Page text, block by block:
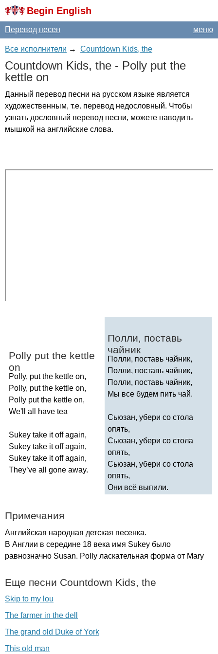
Begin English
меню
Перевод песен
Все исполнители → Countdown Kids, the
Countdown Kids, the - Polly put the
kettle on
Данный перевод песни на русском языке является
художественным, т.е. перевод недословный. Чтобы
узнать дословный перевод песни, можете наводить
мышкой на английские слова.
Polly put the kettle
on
Polly, put the kettle on,
Polly, put the kettle on,
Polly put the kettle on,
We'll
all have tea
Sukey take it off again,
Sukey take it off again,
Sukey take it off again,
They’ve all gone away.
Полли, поставь
чайник
Полли, поставь чайник,
Полли, поставь чайник,
Полли, поставь чайник,
Мы все будем пить чай.
Сьюзан, убери со стола
опять,
Сьюзан, убери со стола
опять,
Сьюзан, убери со стола
опять,
Они всё выпили.
Примечания
Английская народная детская песенка.
В Англии в середине 18 века имя Sukey было
равнозначно Susan. Polly ласкательная форма от Mary
Еще песни Countdown Kids, the
Skip to my lou
The farmer in the dell
The grand old Duke of York
This old man